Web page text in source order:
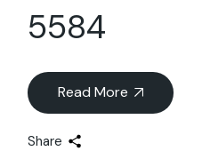
5584
Read More
Share